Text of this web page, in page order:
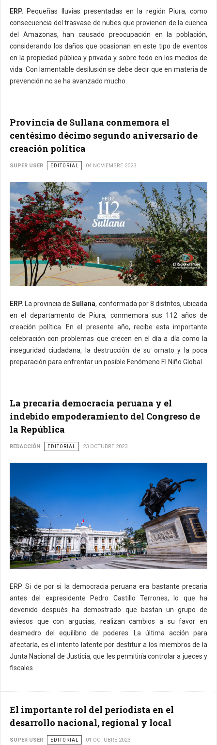
ERP. Pequeñas lluvias presentadas en la región Piura, como
consecuencia del trasvase de nubes que provienen de la cuenca
del Amazonas, han causado preocupación en la población,
considerando los daños que ocasionan en este tipo de eventos
en la propiedad pública y privada y sobre todo en los medios de
vida. Con lamentable desilusión se debe decir que en materia de
prevención no se ha avanzado mucho.
Provincia de Sullana conmemora el
centésimo décimo segundo aniversario de
creación política
SUPER USER EDITORIAL 04 NOVIEMBRE 2023
ERP. La provincia deSullana, conformada por 8 distritos, ubicada
en el departamento de Piura, conmemora sus 112 años de
creación política. En el presente año, recibe esta importante
celebración con problemas que crecen en el día a día como la
inseguridad ciudadana, la destrucción de su ornato y la poca
preparación para enfrentar un posible Fenómeno El Niño Global.
La precaria democracia peruana y el
indebido empoderamiento del Congreso de
la República
REDACCIÓN EDITORIAL 23 OCTUBRE 2023
ERP. Si de por si la democracia peruana era bastante precaria
antes del expresidente Pedro Castillo Terrones, lo que ha
devenido después ha demostrado que bastan un grupo de
aviesos que con argucias, realizan cambios a su favor en
desmedro del equilibrio de poderes. La última acción para
afectarla, es el intento latente por destituir a los miembros de la
Junta Nacional de Justicia, que les permitiría controlar a jueces y
fiscales.
El importante rol del periodista en el
desarrollo nacional, regional y local
SUPER USER EDITORIAL 01 OCTUBRE 2023